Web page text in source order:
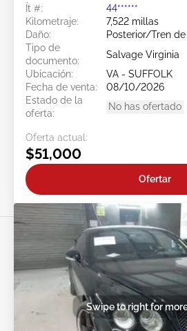
Ít #:
44******
Kilometraje:
7,522 millas
Daño:
Posterior/Tren
Tipo de
documento:
Salvage Virginia
Ubicación:
VA - SUFFOLK
Fecha de venta:
08/10/2026
Estado de la
oferta:
No has ofertado
Oferta actual:
$51,000
Ofertar
Swipe to right for